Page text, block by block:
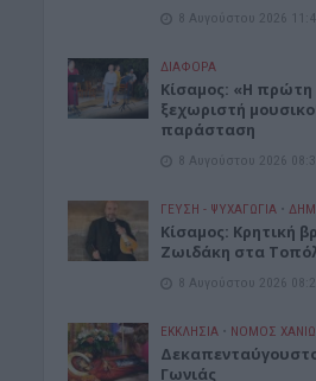
8 Αυγούστου 2026
ΔΙΆΦΟΡΑ
Κίσαμος: «Η πρώτη
ξεχωριστή
παράσταση
8 Αυγούστου 2026
ΓΕΎΣΗ - ΨΥΧΑΓΩΓΊΑ •
Kίσαμος: Κρητική
Ζωιδάκη στα
8 Αυγούστου 2026
ΕΚΚΛΗΣΙΑ • ΝΟΜΌΣ
Γωνιάς